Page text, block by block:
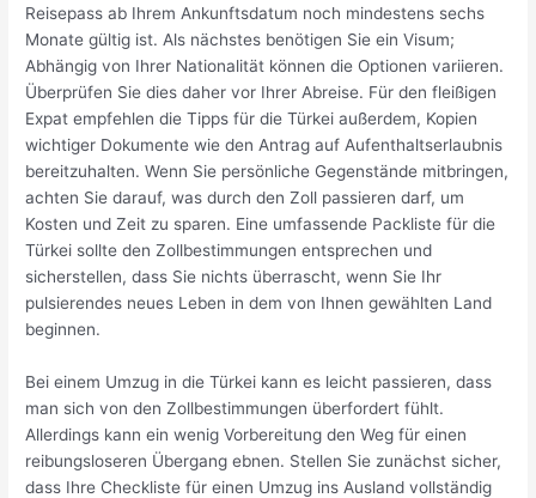
Reisepass ab Ihrem Ankunftsdatum noch mindestens sechs
Monate gültig ist. Als nächstes benötigen Sie ein Visum;
Abhängig von Ihrer Nationalität können die Optionen variieren.
Überprüfen Sie dies daher vor Ihrer Abreise. Für den fleißigen
Expat empfehlen die Tipps für die Türkei außerdem, Kopien
wichtiger Dokumente wie den Antrag auf Aufenthaltserlaubnis
bereitzuhalten. Wenn Sie persönliche Gegenstände mitbringen,
achten Sie darauf, was durch den Zoll passieren darf, um
Kosten und Zeit zu sparen. Eine umfassende Packliste für die
Türkei sollte den Zollbestimmungen entsprechen und
sicherstellen, dass Sie nichts überrascht, wenn Sie Ihr
pulsierendes neues Leben in dem von Ihnen gewählten Land
beginnen.
Bei einem Umzug in die Türkei kann es leicht passieren, dass
man sich von den Zollbestimmungen überfordert fühlt.
Allerdings kann ein wenig Vorbereitung den Weg für einen
reibungsloseren Übergang ebnen. Stellen Sie zunächst sicher,
dass Ihre Checkliste für einen Umzug ins Ausland vollständig